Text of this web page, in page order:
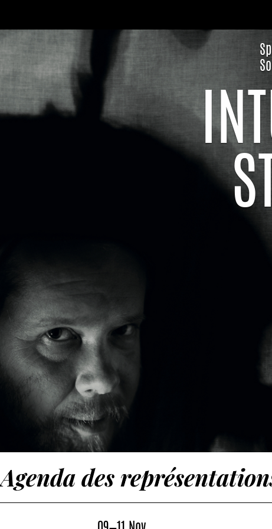
Agenda des